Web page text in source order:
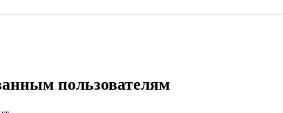
пользователям